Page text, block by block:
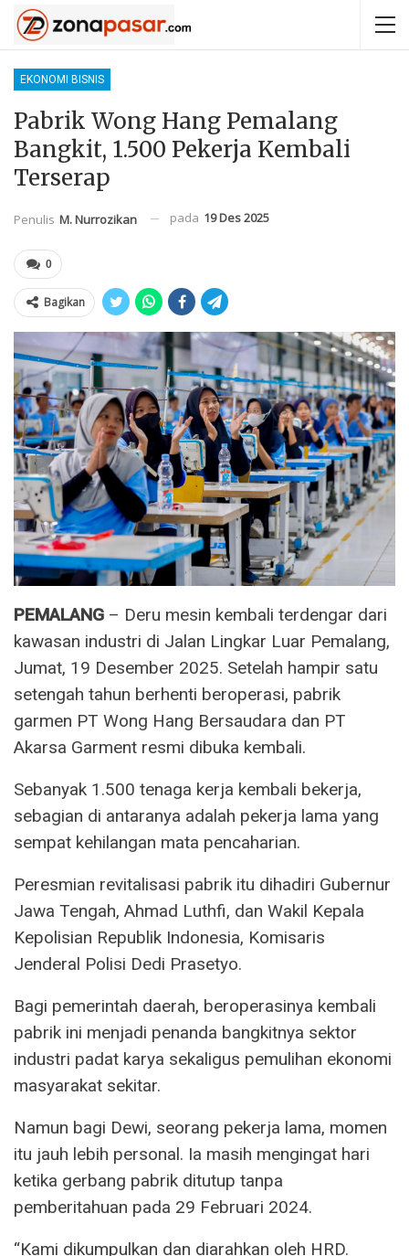
EKONOMI BISNIS
Pabrik Wong Hang Pemalang
Bangkit, 1.500 Pekerja Kembali
Terserap
Penulis M. Nurrozikan pada 19 Des 2025
0
Bagikan
PEMALANG – Deru mesin kembali terdengar dari
kawasan industri di Jalan Lingkar Luar Pemalang,
Jumat, 19 Desember 2025. Setelah hampir satu
setengah tahun berhenti beroperasi, pabrik
garmen PT Wong Hang Bersaudara dan PT
Akarsa Garment resmi dibuka kembali.
Sebanyak 1.500 tenaga kerja kembali bekerja,
sebagian di antaranya adalah pekerja lama yang
sempat kehilangan mata pencaharian.
Peresmian revitalisasi pabrik itu dihadiri Gubernur
Jawa Tengah, Ahmad Luthfi, dan Wakil Kepala
Kepolisian Republik Indonesia, Komisaris
Jenderal Polisi Dedi Prasetyo.
Bagi pemerintah daerah, beroperasinya kembali
pabrik ini menjadi penanda bangkitnya sektor
industri padat karya sekaligus pemulihan ekonomi
masyarakat sekitar.
Namun bagi Dewi, seorang pekerja lama, momen
itu jauh lebih personal. Ia masih mengingat hari
ketika gerbang pabrik ditutup tanpa
pemberitahuan pada 29 Februari 2024.
“Kami dikumpulkan dan diarahkan oleh HRD.